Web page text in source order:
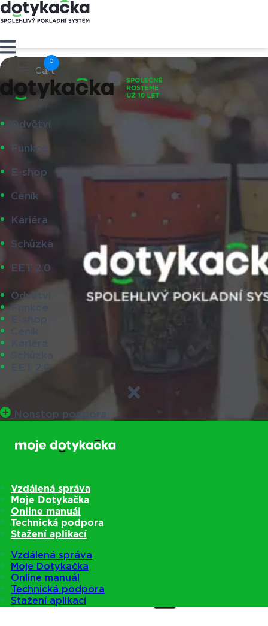
Cart
Odvětví
Funkce
E-shop
Ceník
Kariéra
Schůzka
EET 2.0
Odvětví
EET 2.0
Nonstop podpora
Vzdálená správa
Moje Dotykačka
Online manuál
Technická podpora
Stažení aplikací
Vzdálená správa
Moje Dotykačka
Online manuál
Technická podpora
Stažení aplikací